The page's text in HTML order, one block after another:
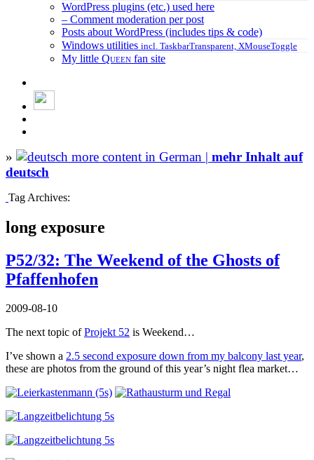
WordPress plugins (etc.) used here
– Comment moderation per post
Posts about WordPress (includes tips & code)
Windows utilities incl. TaskbarTransparent, XMouseToggle
My little Queen fan site
» more content in German | mehr Inhalt auf
deutsch
Tag Archives:
long exposure
P52/32: The Weekend of the Ghosts of
Pfaffenhofen
2009-08-10
The next topic ofProjekt 52 is Weekend…
I’ve shown a 2.5 second exposure down from my balcony last year,
these are photos from the ground of this year’s night flea market…